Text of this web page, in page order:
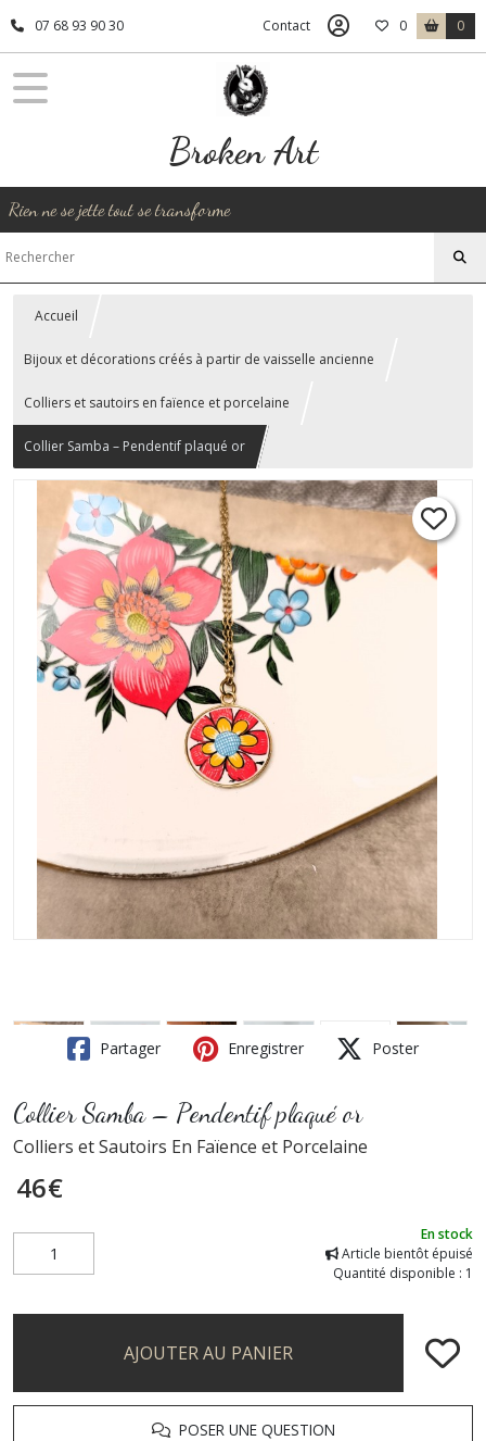
07 68 93 90 30 Contact 0 0
Broken Art
Rien ne se jette tout se transforme
Accueil
Bijoux et décorations créés à partir de vaisselle ancienne
Colliers et sautoirs en faïence et porcelaine
Collier Samba – Pendentif plaqué or
Partager Enregistrer Poster
Collier Samba – Pendentif plaqué or
Colliers et Sautoirs En Faïence et Porcelaine
46€
En stock
Article bientôt épuisé
Quantité disponible : 1
AJOUTER AU PANIER
POSER UNE QUESTION